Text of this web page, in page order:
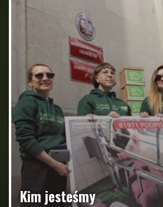
Kim jesteśmy